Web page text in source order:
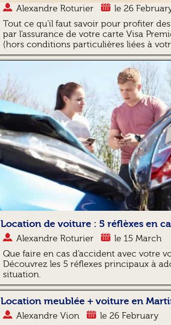
Alexandre Roturier
le 26
Tout ce qu'il faut savoir pour profiter
par l'assurance de votre carte Visa
(hors conditions particulières liées à
Location de voiture : 5 réflèxes en
Alexandre Roturier
le 15 March
Que faire en cas d'accident avec votre
Découvrez les 5 réflexes principaux à
situation.
Location meublée + voiture en
Alexandre Vion
le 26 February